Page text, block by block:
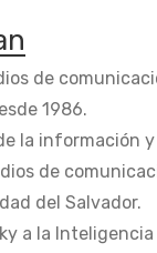
de
1986.
la información y
de
del Salvador.
a la Inteligencia